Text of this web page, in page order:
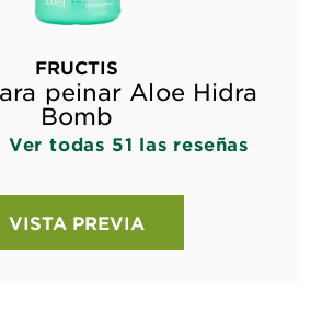
FRUCTIS
peinar Aloe Hidra
Bomb
based on reviews
Ver todas 51 las reseñas
VISTA PREVIA